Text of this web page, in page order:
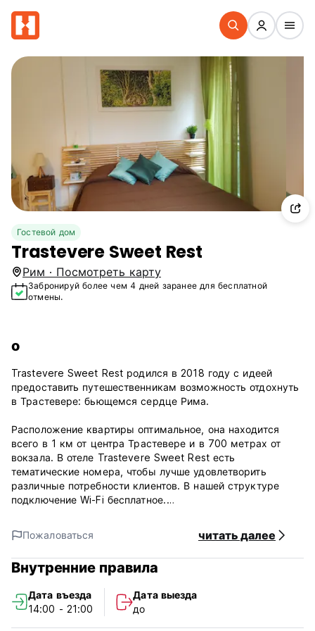
Гостевой дом
Trastevere Sweet Rest
Рим · Посмотреть карту
Забронируй более чем 4 дней заранее для бесплатной
отмены.
о
Trastevere Sweet Rest родился в 2018 году с идеей
предоставить путешественникам возможность отдохнуть
в Трастевере: бьющемся сердце Рима.
Расположение квартиры оптимальное, она находится
всего в 1 км от центра Трастевере и в 700 метрах от
вокзала. В отеле Trastevere Sweet Rest есть
тематические номера, чтобы лучше удовлетворить
различные потребности клиентов. В нашей структуре
подключение Wi-Fi бесплатное.
Все номера оснащены капсульной кофемашиной,
чайником, холодильником, телевизором с плоским
экраном и сейфом.
Политика отмены: за 72 часа до прибытия.
Пожаловаться читать далее
Внутренние правила
Дата въезда
14:00 - 21:00
Дата выезда
до